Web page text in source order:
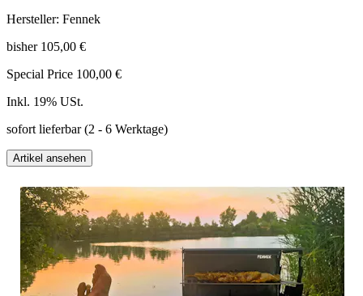
Hersteller: Fennek
bisher 105,00 €
Special Price 100,00 €
Inkl. 19% USt.
sofort lieferbar(2 - 6 Werktage)
Artikel ansehen